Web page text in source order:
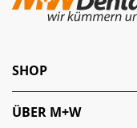
SHOP
ÜBER M+W